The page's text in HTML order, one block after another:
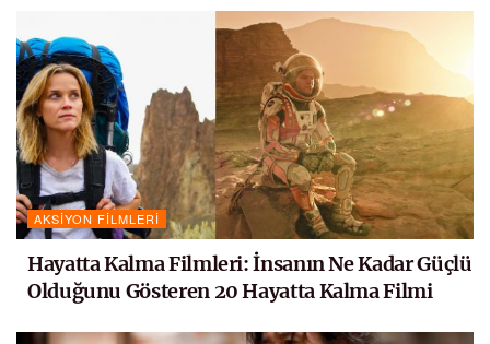
AKSIYON FILMLERI
Hayatta Kalma Filmleri: İnsanın Ne Kadar Güçlü
Olduğunu Gösteren 20 Hayatta Kalma Filmi